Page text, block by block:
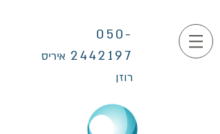
050-
2442197 איריס
רוזן